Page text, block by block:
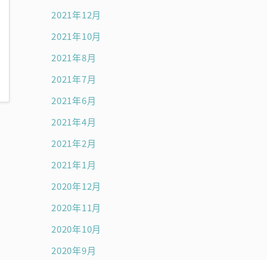
2021年12月
2021年10月
2021年8月
2021年7月
2021年6月
2021年4月
2021年2月
2021年1月
2020年12月
2020年11月
2020年10月
2020年9月